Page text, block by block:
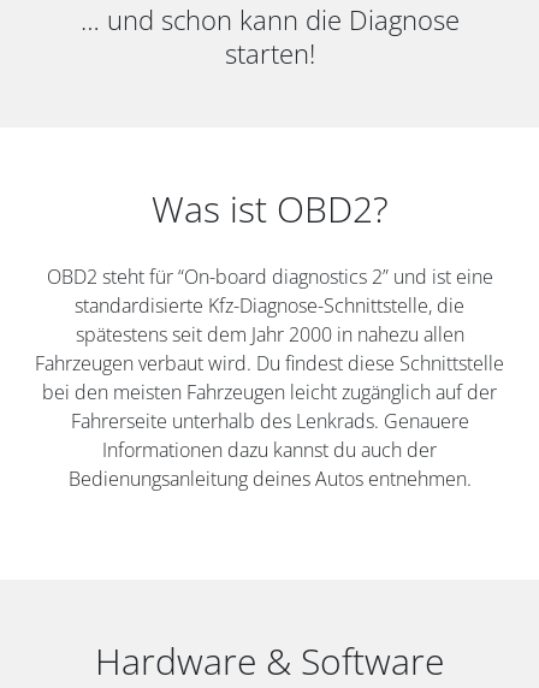
… und schon kann die Diagnose
starten!
Was ist OBD2?
OBD2 steht für “On-board diagnostics 2” und ist eine
standardisierte Kfz-Diagnose-Schnittstelle, die
spätestens seit dem Jahr 2000 in nahezu allen
Fahrzeugen verbaut wird. Du findest diese Schnittstelle
bei den meisten Fahrzeugen leicht zugänglich auf der
Fahrerseite unterhalb des Lenkrads. Genauere
Informationen dazu kannst du auch der
Bedienungsanleitung deines Autos entnehmen.
Hardware & Software